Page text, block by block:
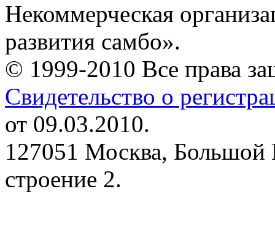
Некоммерческая
развития самбо».
© 1999-2010 Все права
Свидетельство о
от 09.03.2010.
127051 Москва, Большой
строение 2.